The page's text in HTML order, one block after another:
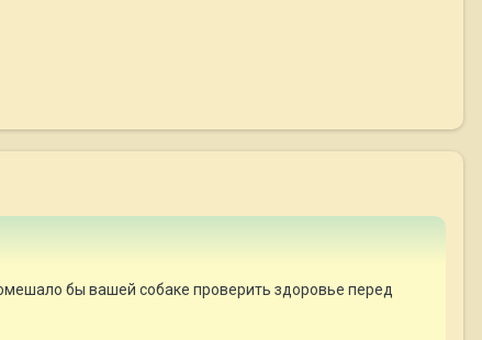
бы вашей собаке проверить здоровье перед